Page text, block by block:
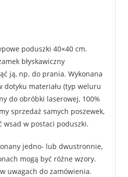
poduszki 40×40 cm.
błyskawiczny
ją, np. do prania. Wykonana
dotyku materiału (typ weluru
do obróbki laserowej, 100%
sprzedaż samych poszewek,
wsad w postaci poduszki.
jedno- lub dwustronnie,
mogą być różne wzory.
uwagach do zamówienia.